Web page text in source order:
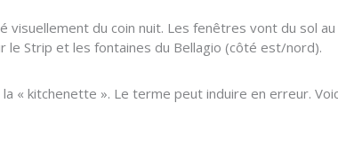
visuellement du coin nuit. Les fenêtres vont du sol
Strip et les fontaines du Bellagio (côté est/nord).
« kitchenette ». Le terme peut induire en erreur.